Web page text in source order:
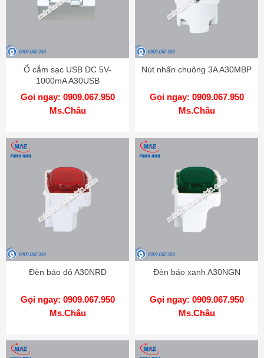
Ổ cắm sạc USB DC 5V-
1000mA A30USB
Gọi ngay: 0909.067.950
Ms.Châu
Nút nhấn chuông 3A A30MBP
Gọi ngay: 0909.067.950
Ms.Châu
Đèn báo đỏ A30NRD
Gọi ngay: 0909.067.950
Ms.Châu
Đèn báo xanh A30NGN
Gọi ngay: 0909.067.950
Ms.Châu